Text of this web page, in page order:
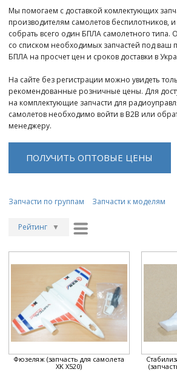
Мы помогаем с доставкой комлектующих
производителям самолетов беспилотников,
собрать всего один БПЛА самолетного типа.
со списком необходимых запчастей под ваш
БПЛА на просчет цен и сроков доставки в
На сайте без регистрации можно увидеть
рекомендованные розничные цены. Для
на комплектующие запчасти для
самолетов необходимо войти в B2B или
менеджеру.
ПОЛУЧИТЬ ОПТОВЫЕ ЦЕНЫ
Запчасти по группам Запчасти к моделям
Рейтинг ▼
Дата ▲
▼
Цена
Цена
▼
Фюзеляж (запчасть для самолета
XK X520)